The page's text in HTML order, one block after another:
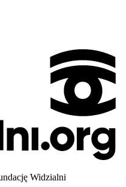
Widzialni